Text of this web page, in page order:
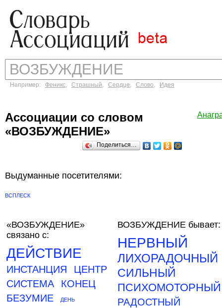
Например: Феникс, Страшный, Сердце, Слово, Идея
Ассоциации со словом
«ВОЗБУЖДЕНИЕ»
Поделиться…
Выдуманные посетителями:
ВСПЛЕСК
«ВОЗБУЖДЕНИЕ»
связано с:
ДЕЙСТВИЕ
ИНСТАНЦИЯ
ЦЕНТР
СИСТЕМА
КОНЕЦ
БЕЗУМИЕ
ДЕНЬ
ВОЗБУЖДЕНИЕ бывает:
НЕРВНЫЙ
ЛИХОРАДОЧНЫЙ
СИЛЬНЫЙ
ПСИХОМОТОРНЫЙ
РАДОСТНЫЙ